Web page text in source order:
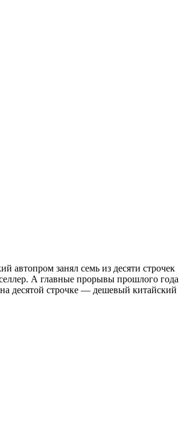
автопром занял семь из десяти строчек
А главные прорывы прошлого года
десятой строчке — дешевый китайский